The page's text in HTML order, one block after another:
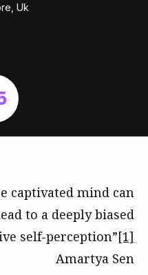
Uk
captivated mind can
to a deeply biased
self-perception”[1]
Amartya Sen